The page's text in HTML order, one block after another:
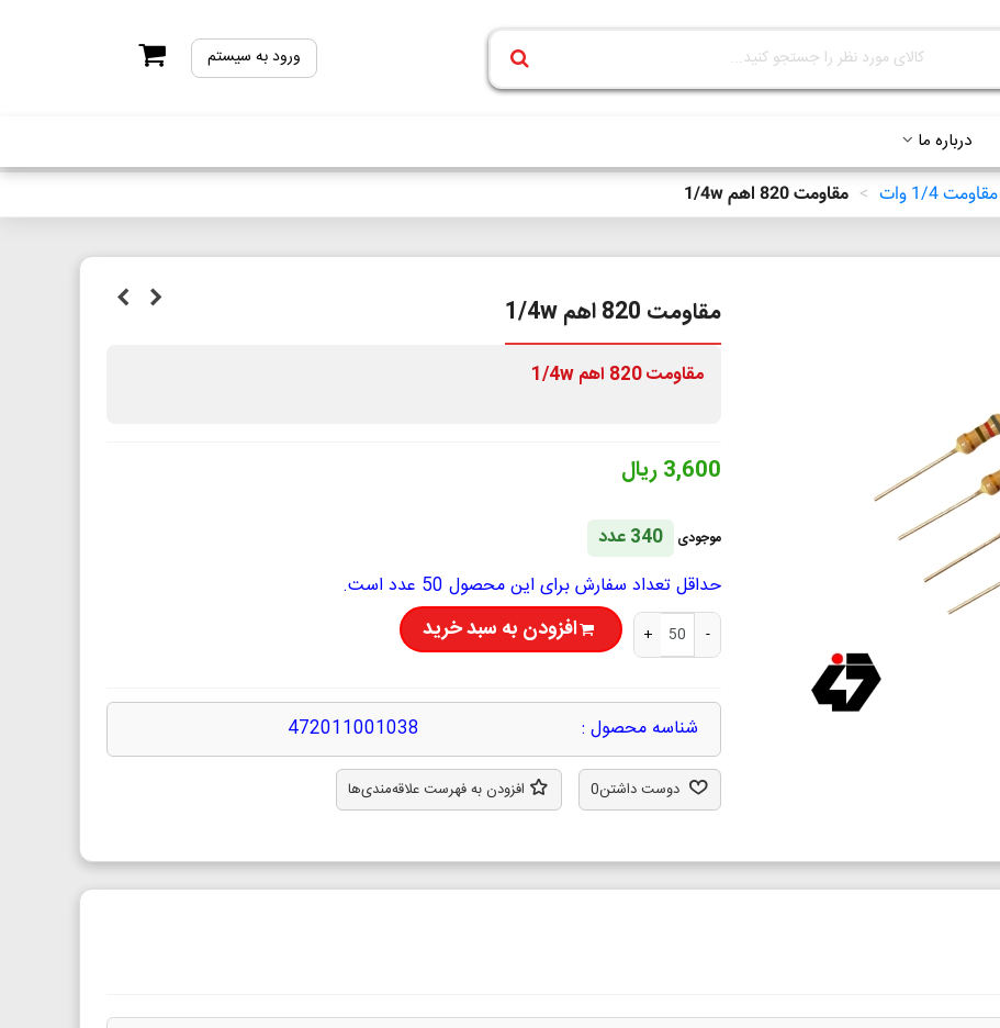
ورود به سیستم
درباره ما
مقاومت 1/4 وات > مقاومت 820 اهم 1/4w
مقاومت 820 اهم 1/4w
مقاومت 820 اهم 1/4w
3,600 ریال
موجودی
340 عدد
حداقل تعداد سفارش برای این محصول 50 عدد است.
-
+ افزودن به سبد خرید
شناسه محصول : 472011001038
دوست داشتن0 افزودن به فهرست علاقه‌مندی‌ها